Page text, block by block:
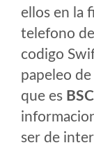
ellos en la
telefono de
codigo
papeleo
que es
ser de